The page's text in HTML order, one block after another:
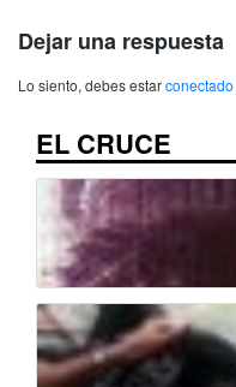
Dejar una respuesta
Lo siento, debes estarconectado
EL CRUCE